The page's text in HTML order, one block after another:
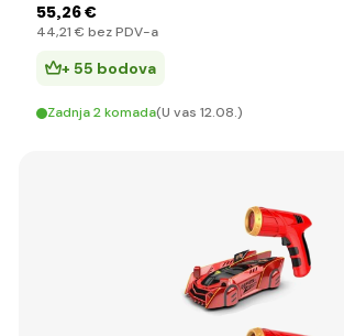
55,26 €
44,21 € bez PDV-a
+ 55 bodova
Zadnja 2 komada(U vas 12.08.)